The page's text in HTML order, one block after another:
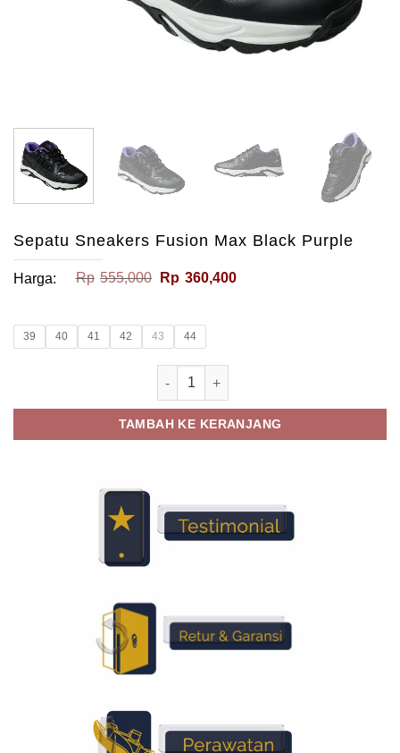
Sepatu Sneakers Fusion Max Black Purple
Harga: Rp 555,000 Harga
Rp 360,400Harga
39 40 41 42 43 44
Kuantitas Sepatu Sneakers Fusion
TAMBAH KE KERANJANG